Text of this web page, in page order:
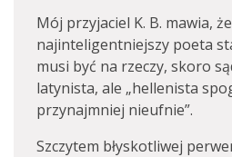
Mój przyjaciel K. B. mawia,
najinteligentniejszy poeta
musi być na rzeczy, skoro
latynista, ale „hellenista
przynajmniej nieufnie”.
Szczytem błyskotliwej